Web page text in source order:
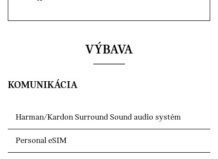
VÝBAVA
KOMUNIKÁCIA
Harman/Kardon Surround Sound audio systém
Personal eSIM